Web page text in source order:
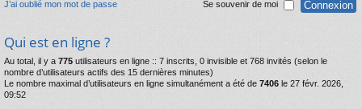
J’ai oublié mon mot de passe Se souvenir de moi
Qui est en ligne ?
Au total, il y a 775 utilisateurs en ligne :: 7 inscrits, 0 invisible et 768 invités (selon le
nombre d’utilisateurs actifs des 15 dernières minutes)
Le nombre maximal d’utilisateurs en ligne simultanément a été de 7406 le 27 févr. 2026,
09:52